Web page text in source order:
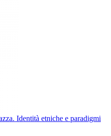
Identità etniche e paradigmi